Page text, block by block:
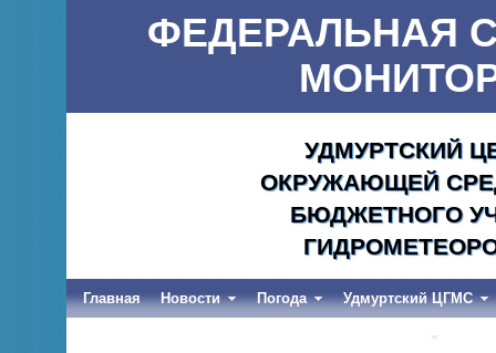
ФЕДЕРАЛЬНАЯ
УДМУРТСКИЙ
ОКРУЖАЮЩЕЙ
БЮДЖЕТНОГО
Главная Новости Погода Удмуртский ЦГМС